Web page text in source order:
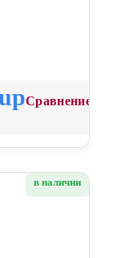
Сравнение
в наличии